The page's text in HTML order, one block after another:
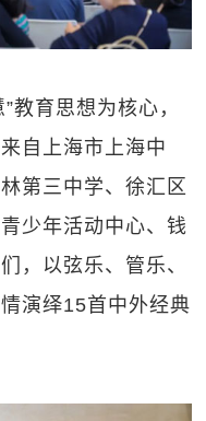
教育思想为核心，
自上海市上海中
第三中学、徐汇区
少年活动中心、钱
，以弦乐、管乐、
演绎15首中外经典